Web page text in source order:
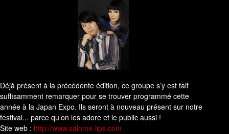
​Déjà présent à la précédente édition, ce groupe s’y est fait
suffisamment remarquer pour se trouver programmé cette
année à la Japan Expo. Ils seront à nouveau présent sur notre
festival... parce qu’on les adore et le public aussi !
Site web : http://www.salome-lips.com